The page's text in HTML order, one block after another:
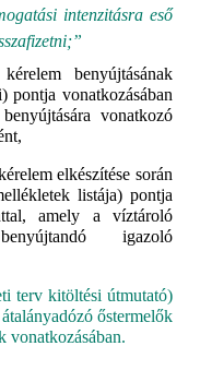
intenzitásra eső
benyújtásának
pontja vonatkozásában
vonatkozó
elkészítése során
listája) pontja
amely a víztároló
igazoló
terv kitöltési útmutató)
őstermelők
vonatkozásában.